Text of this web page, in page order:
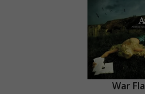
War